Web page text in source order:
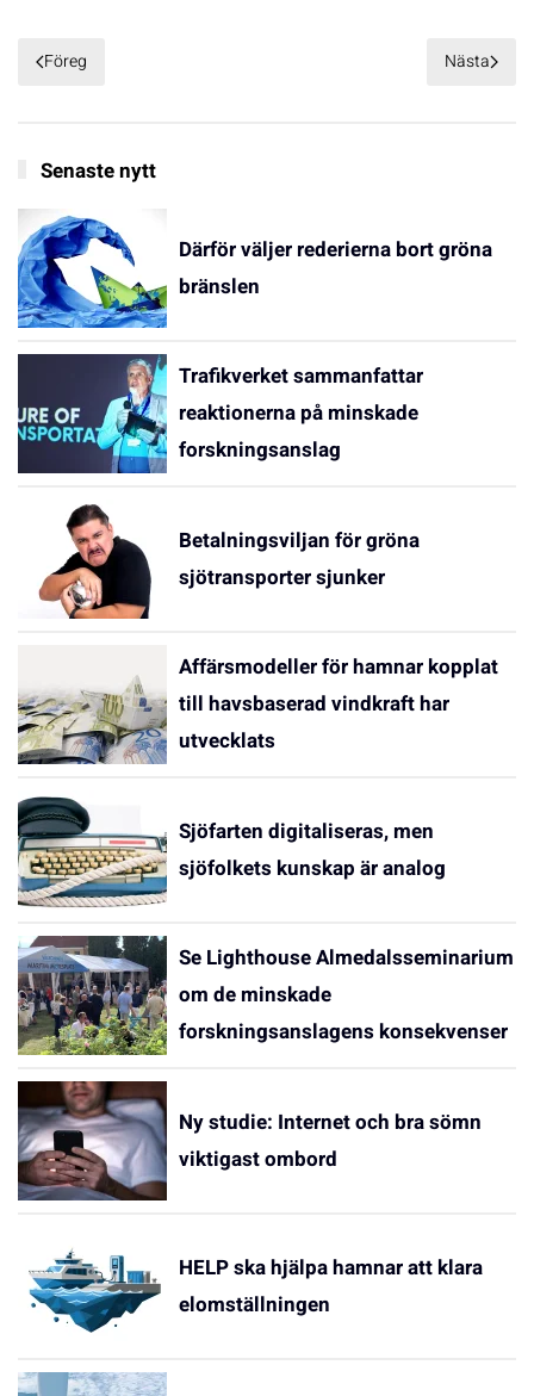
Föreg Nästa
Senaste nytt
Därför väljer rederierna bort gröna
bränslen
Trafikverket sammanfattar
reaktionerna på minskade
forskningsanslag
Betalningsviljan för gröna
sjötransporter sjunker
Affärsmodeller för hamnar kopplat
till havsbaserad vindkraft har
utvecklats
Sjöfarten digitaliseras, men
sjöfolkets kunskap är analog
Se Lighthouse Almedalsseminarium
om de minskade
forskningsanslagens konsekvenser
Ny studie: Internet och bra sömn
viktigast ombord
HELP ska hjälpa hamnar att klara
elomställningen